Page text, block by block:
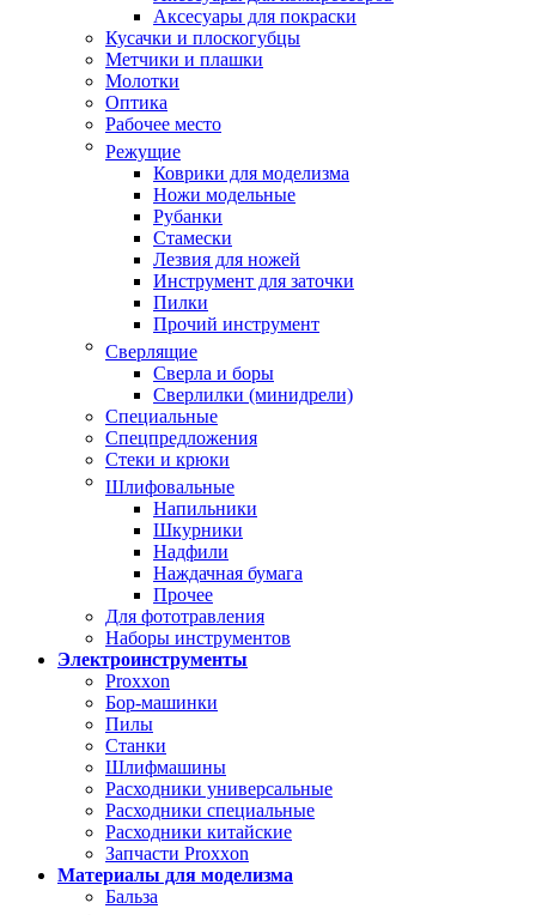
Аксесуары для покраски
Кусачки и плоскогубцы
Метчики и плашки
Молотки
Оптика
Рабочее место
Режущие
Коврики для моделизма
Ножи модельные
Рубанки
Стамески
Лезвия для ножей
Инструмент для заточки
Пилки
Прочий инструмент
Сверлящие
Сверла и боры
Сверлилки (минидрели)
Специальные
Спецпредложения
Стеки и крюки
Шлифовальные
Напильники
Шкурники
Надфили
Наждачная бумага
Прочее
Для фототравления
Наборы инструментов
Электроинструменты
Proxxon
Бор-машинки
Пилы
Станки
Шлифмашины
Расходники универсальные
Расходники специальные
Расходники китайские
Запчасти Proxxon
Материалы для моделизма
Бальза